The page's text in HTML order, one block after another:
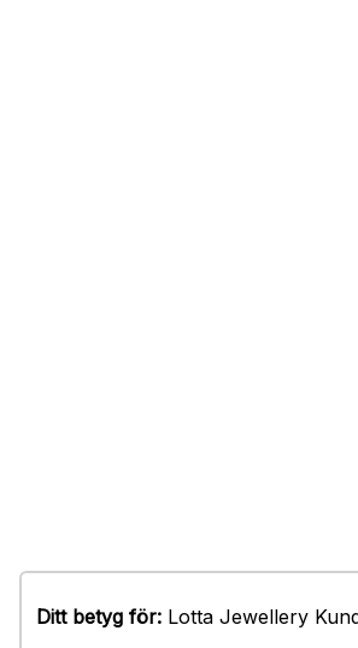
Ditt betyg för: Lotta Jewellery